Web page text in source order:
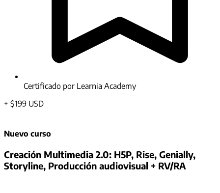
Certificado por Learnia Academy
+ $199 USD
Nuevo curso
Creación Multimedia 2.0: H5P, Rise, Genially,
Storyline, Producción audiovisual + RV/RA